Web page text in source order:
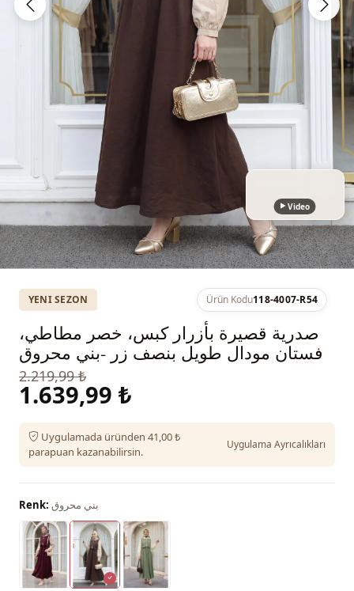
Video
YENI SEZON Ürün Kodu118-4007-R54
صدرية قصيرة بأزرار كبس، خصر مطاطي،
فستان مودال طويل بنصف زر -بني محروق
2.219,99 ₺
1.639,99 ₺
Uygulamada üründen 41,00 ₺
parapuan kazanabilirsin.
Uygulama Ayrıcalıkları
Renk: بني محروق